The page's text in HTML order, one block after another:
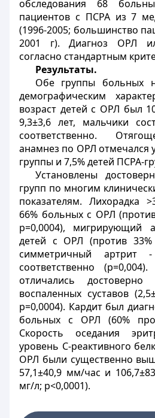
обследования 68
пациентов с ПСРА из 7
(1996-2005; большинство
2001 г). Диагноз ОРЛ
согласно стандартным
Результаты.
Обе группы больных
демографическим
возраст детей с ОРЛ был
9,3±3,6 лет, мальчики
соответственно.
анамнез по ОРЛ отмечался
группы и 7,5% детей ПСРА-
Установлены
групп по многим
показателям. Лихорадка
66% больных с ОРЛ
р=0,0004), мигрирующий
детей с ОРЛ (против
симметричный
соответственно
отличались
воспаленных суставов
р=0,0004). Кардит был
больных с ОРЛ (60%
Скорость оседания
уровень С-реактивного
ОРЛ были существенно
57,1±40,9 мм/час и
мг/л; р<0,0001).